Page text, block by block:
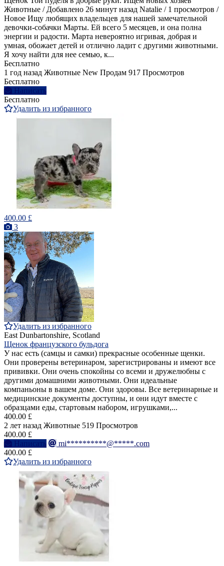
Животные / Добавлено 26 минут назад Natalie / 1 просмотров /
Новое Ищу любящих владельцев для нашей замечательной
девочки-собачки Марты. Ей всего 5 месяцев, и она полна
энергии и радости. Марта невероятно игривая, добрая и
умная, обожает детей и отлично ладит с другими животными.
Я хочу найти для нее семью, к...
Бесплатно
1 год назад Животные New Продам 917 Просмотров
Бесплатно
Написать
Бесплатно
Удалить из избранного
400.00 £
3
Удалить из избранного
East Dunbartonshire, Scotland
Щенок французского бульдога
У нас есть (самцы и самки) прекрасные особенные щенки.
Они проверены ветеринаром, зарегистрированы и имеют все
прививки. Они очень спокойны со всеми и дружелюбны с
другими домашними животными. Они идеальные
компаньоны в вашем доме. Они здоровы. Все ветеринарные и
медицинские документы доступны, и они идут вместе с
образцами еды, стартовым набором, игрушками,...
400.00 £
2 лет назад Животные 519 Просмотров
400.00 £
Написать
mi**********@*****.com
400.00 £
Удалить из избранного